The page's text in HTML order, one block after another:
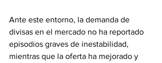
Ante este entorno, la demanda de
divisas en el mercado no ha reportado
episodios graves de inestabilidad,
mientras que la oferta ha mejorado y